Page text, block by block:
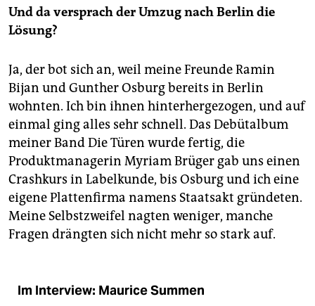
Und da versprach der Umzug nach Berlin die
Lösung?
Ja, der bot sich an, weil meine Freunde Ramin
Bijan und Gunther Osburg bereits in Berlin
wohnten. Ich bin ihnen hinterhergezogen, und auf
einmal ging alles sehr schnell. Das Debütalbum
meiner Band Die Türen wurde fertig, die
Produktmanagerin Myriam Brüger gab uns einen
Crashkurs in Labelkunde, bis Osburg und ich eine
eigene Plattenfirma namens Staatsakt gründeten.
Meine Selbstzweifel nagten weniger, manche
Fragen drängten sich nicht mehr so stark auf.
Im Interview: Maurice Summen